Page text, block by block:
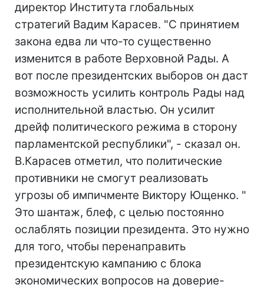
директор Института глобальных
стратегий Вадим Карасев. "С принятием
закона едва ли что-то существенно
изменится в работе Верховной Рады. А
вот после президентских выборов он даст
возможность усилить контроль Рады над
исполнительной властью. Он усилит
дрейф политического режима в сторону
парламентской республики", - сказал он.
В.Карасев отметил, что политические
противники не смогут реализовать
угрозы об импичменте Виктору Ющенко. "
Это шантаж, блеф, с целью постоянно
ослаблять позиции президента. Это нужно
для того, чтобы перенаправить
президентскую кампанию с блока
экономических вопросов на доверие-